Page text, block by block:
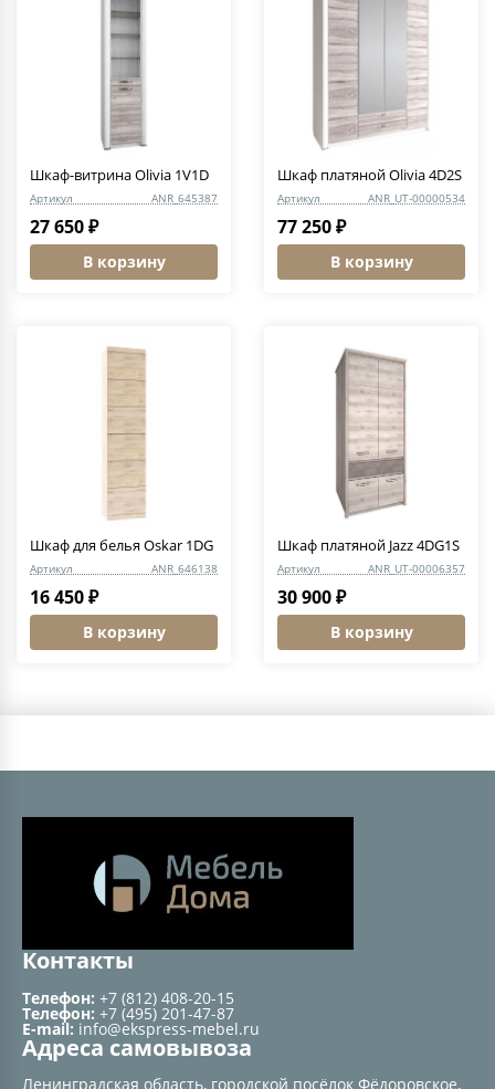
Шкаф-витрина Olivia 1V1D
Артикул ANR_645387
27 650 ₽
В корзину
Шкаф платяной Olivia 4D2S
Артикул ANR_UT-00000534
77 250 ₽
В корзину
Шкаф для белья Oskar 1DG
Артикул ANR_646138
16 450 ₽
В корзину
Шкаф платяной Jazz 4DG1S
Артикул ANR_UT-00006357
30 900 ₽
В корзину
Контакты
Телефон: +7 (812) 408-20-15
Телефон: +7 (495) 201-47-87
E-mail: info@ekspress-mebel.ru
Адреса самовывоза
Ленинградская область, городской посёлок Фёдоровское,